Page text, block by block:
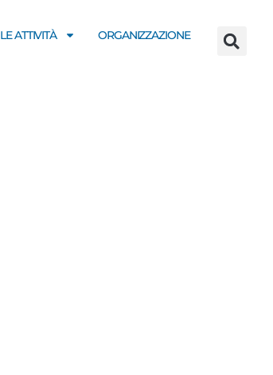
LE ATTIVITÀ ORGANIZZAZIONE